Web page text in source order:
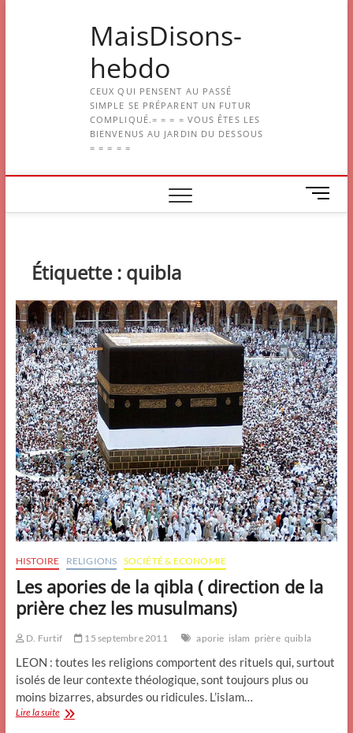
MaisDisons-
hebdo
CEUX QUI PENSENT AU PASSÉ
SIMPLE SE PRÉPARENT UN FUTUR
COMPLIQUÉ.= = = = VOUS ÊTES LES
BIENVENUS AU JARDIN DU DESSOUS
= = = = =
M
e
t
o
n
Étiquette : quibla
HISTOIRE RELIGIONS SOCIÉTÉ & ECONOMIE
Les apories de la qibla ( direction de la
prière chez les musulmans)
D. Furtif 15 septembre 2011 aporie islam prière quibla
LEON : toutes les religions comportent des rituels qui, surtout
isolés de leur contexte théologique, sont toujours plus ou
moins bizarres, absurdes ou ridicules. L’islam…
Lire la suiteLes